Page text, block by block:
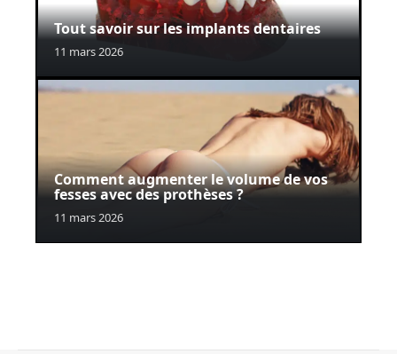
Tout savoir sur les implants dentaires
11 mars 2026
Comment augmenter le volume de vos
fesses avec des prothèses ?
11 mars 2026